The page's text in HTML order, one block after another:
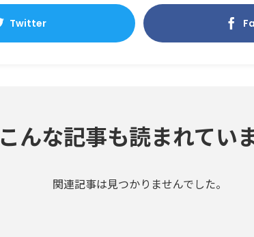
Twitter
こんな記事も読まれてい
関連記事は見つかりませんでした。